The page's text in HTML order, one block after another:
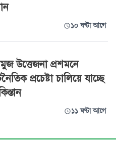
১০ ঘণ্টা আগে
উত্তেজনা প্রশমনে
প্রচেষ্টা চালিয়ে যাচ্ছে
১১ ঘণ্টা আগে